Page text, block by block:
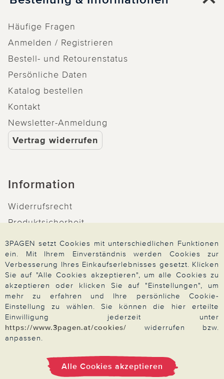
Häufige Fragen
Anmelden / Registrieren
Bestell- und Retourenstatus
Persönliche Daten
Katalog bestellen
Kontakt
Newsletter-Anmeldung
Vertrag widerrufen
Information
Widerrufsrecht
Produktsicherheit
Barrierefreiheit
Unsere Marken
Qualitätsversprechen
Zahlung & Versand
Über 3PAGEN
3PAGEN setzt Cookies mit unterschiedlichen Funktionen
ein. Mit Ihrem Einverständnis werden Cookies zur
Verbesserung Ihres Einkaufserlebnisses gesetzt. Klicken
Sie auf "Alle Cookies akzeptieren", um alle Cookies zu
akzeptieren oder klicken Sie auf "Einstellungen", um
mehr zu erfahren und Ihre persönliche Cookie-
Einstellung zu wählen. Sie können die hier erteilte
Einwilligung jederzeit unter
https://www.3pagen.at/cookies/ widerrufen bzw.
anpassen.
Alle Cookies akzeptieren